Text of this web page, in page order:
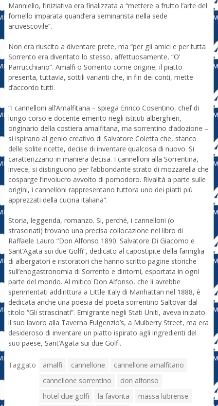
Manniello, l’iniziativa era finalizzata a “mettere a frutto l’arte del
fornello imparata quand’era seminarista nella sede
arcivescovile”.
Non era riuscito a diventare prete, ma “per gli amici e per tutta
Sorrento era diventato lo stesso, affettuosamente, “O’
Parrucchiano”. Amalfi o Sorrento come origine, il piatto
presenta, tuttavia, sottili varianti che, in fin dei conti, mette
d’accordo tutti.
“I cannelloni all’Amalfitana – spiega Enrico Cosentino, chef di
lungo corso e docente emerito negli istituti alberghieri,
originario della costiera amalfitana, ma sorrentino d’adozione –
si ispirano al genio creativo di Salvatore Coletta che, stanco
delle solite ricette, decise di inventare qualcosa di nuovo. Si
caratterizzano in maniera decisa. I cannelloni alla Sorrentina,
invece, si distinguono per l’abbondante strato di mozzarella che
cosparge l’involucro avvolto di pomodoro. Rivalità a parte sulle
origini, i cannelloni rappresentano tuttora uno dei piatti più
apprezzati della cucina italiana”.
Storia, leggenda, romanzo. Si, perché, i cannelloni (o
strascinati) trovano una precisa collocazione nel libro di
Raffaele Lauro “Don Alfonso 1890. Salvatore Di Giacomo e
Sant’Agata sui due Golfi”, dedicato al capostipite della famiglia
di albergatori e ristoratori che hanno scritto pagine storiche
sull’enogastronomia di Sorrento e dintorni, esportata in ogni
parte del mondo. Al mitico Don Alfonso, che li avrebbe
sperimentati addirittura a Little Italy di Manhattan nel 1888, è
dedicata anche una poesia del poeta sorrentino Saltovar dal
titolo “Gli strascinati”. Emigrante negli Stati Uniti, aveva iniziato
il suo lavoro alla Taverna Fulgenzio’s, a Mulberry Street, ma era
desideroso di inventare un piatto ispirato agli ingredienti del
suo paese, Sant’Agata sui due Golfi.
Taggato amalfi cannellone
cannellone amalfitano
cannellone sorrentino
don alfonso
hotel due golfi
la favorita
massa lubrense